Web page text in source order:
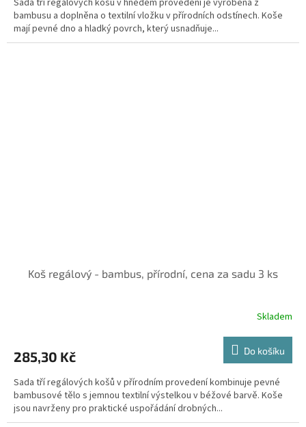
bambusu a doplněna o textilní vložku v přírodních odstínech. Koše
mají pevné dno a hladký povrch, který usnadňuje...
Koš regálový - bambus, přírodní, cena za sadu 3 ks
Skladem
285,30 Kč Do košíku
Sada tří regálových košů v přírodním provedení kombinuje pevné
bambusové tělo s jemnou textilní výstelkou v béžové barvě. Koše
jsou navrženy pro praktické uspořádání drobných...